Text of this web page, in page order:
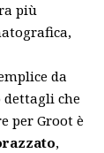
più
da
dettagli che
per Groot è
,